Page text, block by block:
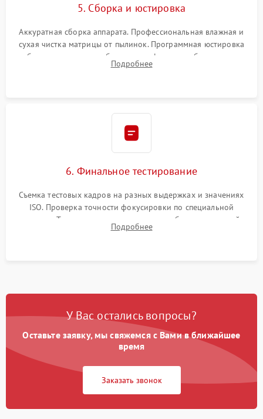
5. Сборка и юстировка
Аккуратная сборка аппарата. Профессиональная влажная и
сухая чистка матрицы от пылинок. Программная юстировка
рабочего отрезка, калибровка автофокуса, стабилизатора и
экспозамера с помощью сервисного ПО.
Подробнее
6. Финальное тестирование
Съемка тестовых кадров на разных выдержках и значениях
ISO. Проверка точности фокусировки по специальной
мишени. Тест записи на карту памяти, работы встроенной
вспышки, микрофона и всех кнопок управления.
Подробнее
У Вас остались вопросы?
Оставьте заявку, мы свяжемся с Вами в ближайшее
время
Заказать звонок